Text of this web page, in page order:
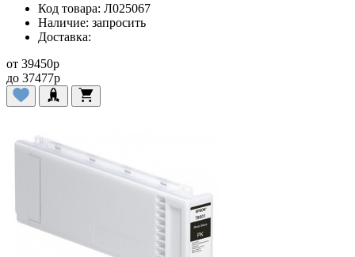
Код товара: Л025067
Наличие: запросить
Доставка:
от 39450p
до 37477p